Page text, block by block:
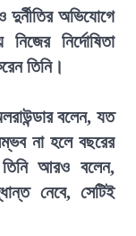
দুর্নীতির অভিযোগে
নির্দোষিতা
তিনি।
বলেন, যত
না হলে বছরের
তিনি আরও বলেন,
নেবে, সেটিই